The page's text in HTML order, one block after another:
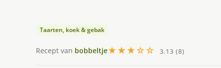
Taarten, koek & gebak
Recept van bobbeltje★★★☆☆ 3.13 (8)